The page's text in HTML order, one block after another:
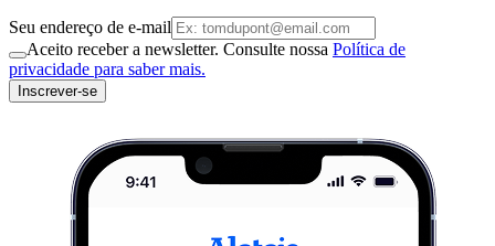
Seu endereço de e-mail
Aceito receber a newsletter. Consulte nossa Política de
privacidade para saber mais.
Inscrever-se